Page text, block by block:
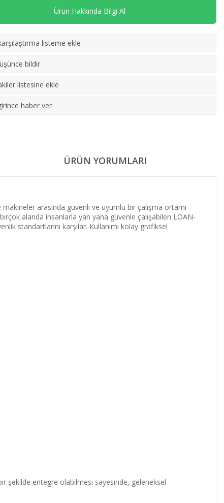
Ürün Hakkında Bilgi Al
listeme ekle
bildir
listesine ekle
haber ver
ÜRÜN YORUMLARI
arasında güvenli ve uyumlu bir çalışma ortamı
alanda insanlarla yan yana güvenle çalışabilen LOAN-
standartlarını karşılar. Kullanımı kolay grafiksel
şekilde entegre olabilmesi sayesinde, geleneksel